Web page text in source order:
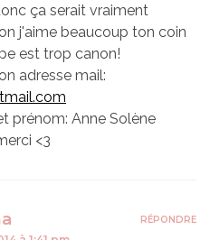
ça serait vraiment
j'aime beaucoup ton coin
est trop canon!
adresse mail:
prénom: Anne Solène
<3
RÉPONDRE